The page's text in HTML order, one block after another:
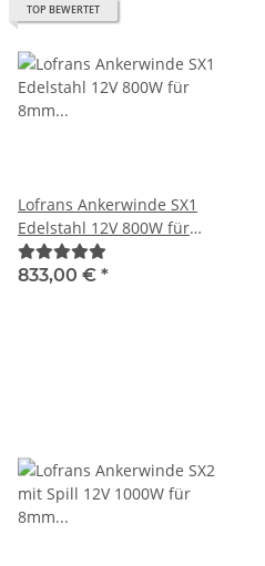
TOP BEWERTET
Lofrans Ankerwinde SX1
Edelstahl 12V 800W für
8mm Kette 636280
833,00 € *